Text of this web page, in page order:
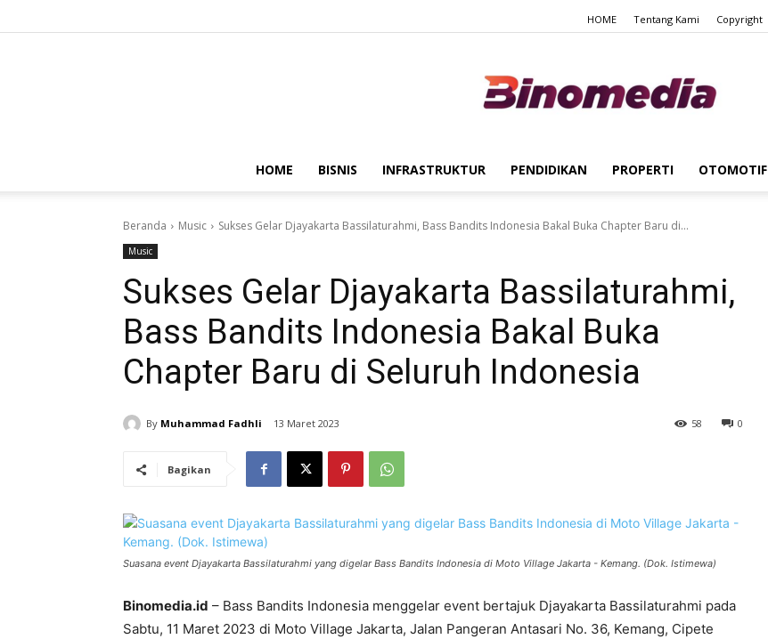
HOME Tentang Kami Copyright
HOME BISNIS INFRASTRUKTUR PENDIDIKAN PROPERTI OTOMOTIF
Beranda Music Sukses Gelar Djayakarta Bassilaturahmi, Bass Bandits Indonesia Bakal Buka Chapter Baru di...
Music
Sukses Gelar Djayakarta Bassilaturahmi,
Bass Bandits Indonesia Bakal Buka
Chapter Baru di Seluruh Indonesia
By Muhammad Fadhli 13 Maret 2023 0
58
Bagikan
Suasana event Djayakarta Bassilaturahmi yang digelar Bass Bandits Indonesia di Moto Village Jakarta - Kemang. (Dok. Istimewa)
Binomedia.id – Bass Bandits Indonesia menggelar event bertajuk Djayakarta Bassilaturahmi pada
Sabtu, 11 Maret 2023 di Moto Village Jakarta, Jalan Pangeran Antasari No. 36, Kemang, Cipete